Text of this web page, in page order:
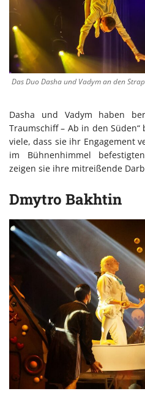
Das Duo Dasha und Vadym an den
Dasha und Vadym haben
Traumschiff – Ab in den
viele, dass sie ihr Engagement
im Bühnenhimmel
zeigen sie ihre mitreißende
Dmytro Bakhtin